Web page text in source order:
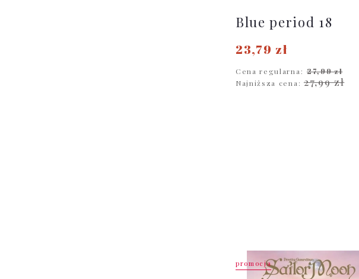
Blue period 18
23,79 zł
Cena regularna: 27,99 zł
Najniższa cena: 27,99 zł
promocja